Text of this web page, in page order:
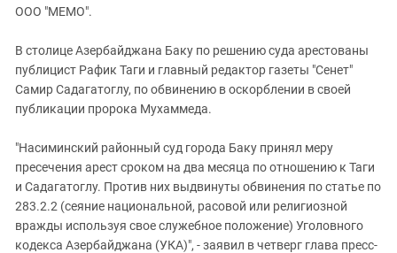
ИНАКОМЫСЛИЕ В ЧЕЧНЕ
ПРЕСЛЕДОВАНИЕ АКТИВИСТОВ
МОБИЛИЗАЦИЯ И ПРОТЕСТЫ
Дагестан
Кабардино-Балкария
Калмыкия
Краснодарский край
Нагорный Карабах
Российская Федерация
Ростовская область
ООО "МЕМО".
В столице Азербайджана Баку по решению суда арестованы
публицист Рафик Таги и главный редактор газеты "Сенет"
Самир Садагатоглу, по обвинению в оскорблении в своей
публикации пророка Мухаммеда.
"Насиминский районный суд города Баку принял меру
пресечения арест сроком на два месяца по отношению к Таги
и Садагатоглу. Против них выдвинуты обвинения по статье по
283.2.2 (сеяние национальной, расовой или религиозной
вражды используя свое служебное положение) Уголовного
кодекса Азербайджана (УКА)", - заявил в четверг глава пресс-